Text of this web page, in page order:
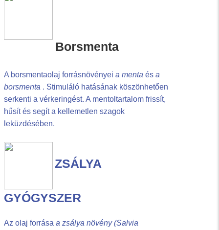
Borsmenta
A borsmentaolaj forrásnövényei a menta és a
borsmenta . Stimuláló hatásának köszönhetően
serkenti a vérkeringést. A mentoltartalom frissít,
hűsít és segít a kellemetlen szagok
leküzdésében.
ZSÁLYA
GYÓGYSZER
Az olaj forrása a zsálya növény (Salvia